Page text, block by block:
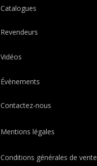
Catalogues
Revendeurs
Vidéos
Évènements
Contactez-nous
Mentions légales
Conditions générales de vente